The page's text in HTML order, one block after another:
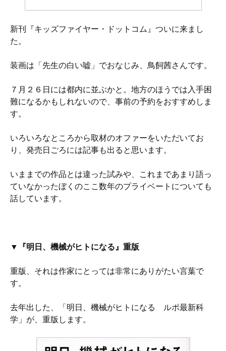
新刊『キッズファイヤー・ドットコム』ついに来まし
た。
装画は「先生の白い嘘」でおなじみ、鳥飼茜さんです。
７月２６日には都内に並ぶかと。地方のほうでは入手困
難になるかもしれないので、事前の予約をおすすめしま
す。
いろいろなところから取材のオファーをいただいてお
り、発売日ごろには記事も出ると思います。
いままでの作品とは違った試みや、これまであまり語っ
ていなかったぼくのここ数年のプライベートについても
話しています。
▼『明日、機械がヒトになる』重版
重版、それは作家にとっては非常にありがたい言葉で
す。
去年出した、「明日、機械がヒトになる ルポ最新科
学」が、重版します。